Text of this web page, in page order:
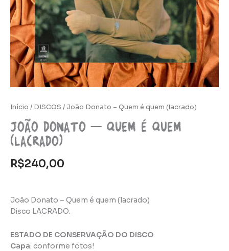
Início / DISCOS / João Donato – Quem é quem (lacrado)
João Donato – Quem é quem
(lacrado)
R$240,00
João Donato – Quem é quem (lacrado)
Disco LACRADO.
ESTADO DE CONSERVAÇÃO DO DISCO
Capa: conforme fotos!